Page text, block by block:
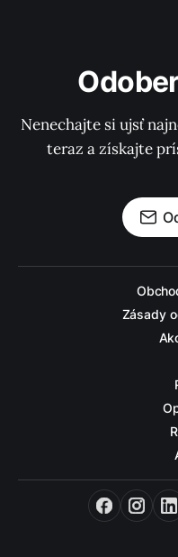
Nenechajte si ujsť
teraz a získajte
Zásady
Facebook